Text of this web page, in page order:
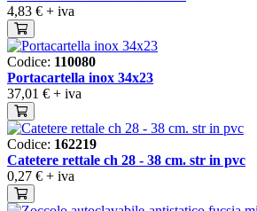
4,83 € + iva
Codice: 110080
Portacartella inox 34x23
37,01 € + iva
Codice: 162219
Catetere rettale ch 28 - 38 cm. str in pvc
0,27 € + iva